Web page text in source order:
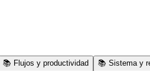
📚 Flujos y productividad 📚 Sistema y